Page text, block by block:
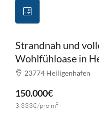
Strandnah und
Wohlfühloase in
23774 Heiligenhafen
150.000€
3.333€/pro m²